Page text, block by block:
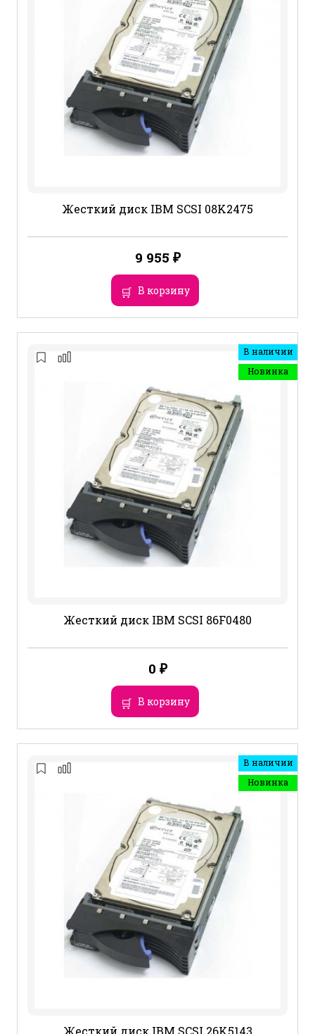
Жесткий диск IBM SCSI 08K2475
9 955 ₽
В корзину
В наличии
Новинка
Жесткий диск IBM SCSI 86F0480
0 ₽
В корзину
В наличии
Новинка
Жесткий диск IBM SCSI 26K5143